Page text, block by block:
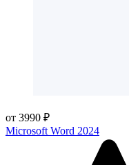
от 3990 ₽
Microsoft Word 2024